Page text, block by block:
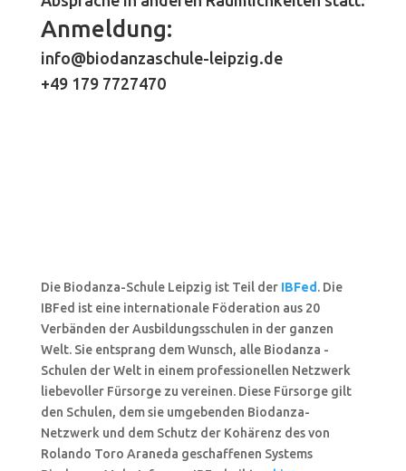
Anmeldung:
info@biodanzaschule-leipzig.de
+49 179 7727470
Die Biodanza-Schule Leipzig ist Teil der IBFed . Die
IBFed ist eine internationale Föderation aus 20
Verbänden der Ausbildungsschulen in der ganzen
Welt. Sie entsprang dem Wunsch, alle Biodanza -
Schulen der Welt in einem professionellen Netzwerk
liebevoller Fürsorge zu vereinen. Diese Fürsorge gilt
den Schulen, dem sie umgebenden Biodanza-
Netzwerk und dem Schutz der Kohärenz des von
Rolando Toro Araneda geschaffenen Systems